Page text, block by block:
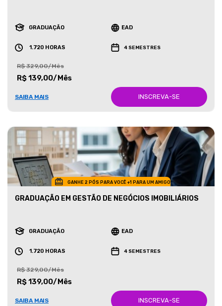
GRADUAÇÃO EAD
1.720 HORAS 4 SEMESTRES
R$ 329,00/Mês
R$ 139,00/Mês
SAIBA MAIS INSCREVA-SE
GANHE 2 PÓS PARA VOCÊ +1 PARA UM AMIGO
GRADUAÇÃO EM GESTÃO DE NEGÓCIOS IMOBILIÁRIOS
GRADUAÇÃO EAD
1.720 HORAS 4 SEMESTRES
R$ 329,00/Mês
R$ 139,00/Mês
SAIBA MAIS INSCREVA-SE